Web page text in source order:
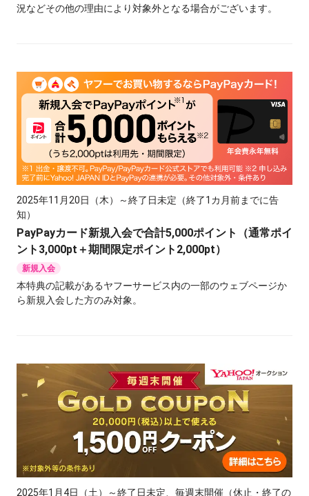
況などその他の理由により対象外となる場合がございます。
2025年11月20日（木）～終了日未定（終了1カ月前までに告
知）
PayPayカード新規入会で合計5,000ポイント（通常ポイ
ント3,000pt＋期間限定ポイント2,000pt）
新規入会
本特典の記載があるヤフーサービス内の一部のウェブページか
ら新規入会した方のみ対象。
2025年1月4日（土）～終了日未定、毎週末開催（休止・終了の